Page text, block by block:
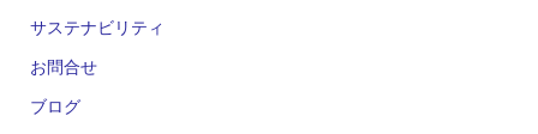
サステナビリティ
お問合せ
ブログ